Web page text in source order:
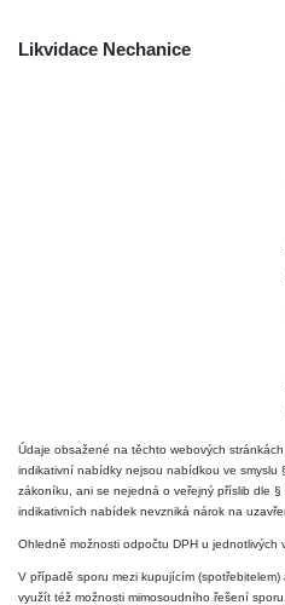
Likvidace Nechanice
Údaje obsažené na těchto webových
indikativní nabídky nejsou nabídkou ve
zákoníku, ani se nejedná o veřejný příslib dle
indikativních nabídek nevzniká nárok na
Ohledně možnosti odpočtu DPH u jednotlivých
V případě sporu mezi kupujícím
využít též možnosti mimosoudního řešení